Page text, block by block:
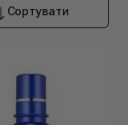
Сортувати